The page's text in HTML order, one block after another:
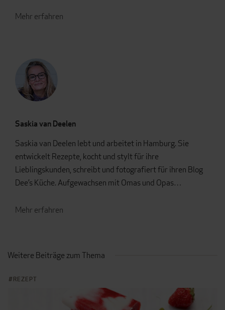
Mehr erfahren
Saskia van Deelen
Saskia van Deelen lebt und arbeitet in Hamburg. Sie
entwickelt Rezepte, kocht und stylt für ihre
Lieblingskunden, schreibt und fotografiert für ihren Blog
Dee’s Küche. Aufgewachsen mit Omas und Opas…
Mehr erfahren
Weitere Beiträge zum Thema
REZEPT